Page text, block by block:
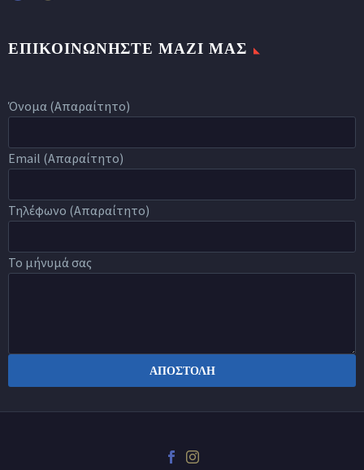
ΕΠΙΚΟΙΝΩΝΗΣΤΕ ΜΑΖΙ ΜΑΣ
Όνομα (Απαραίτητο)
Email (Απαραίτητο)
Τηλέφωνο (Απαραίτητο)
Το μήνυμά σας